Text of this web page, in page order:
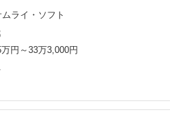
ライ・ソフト
万円～33万3,000円